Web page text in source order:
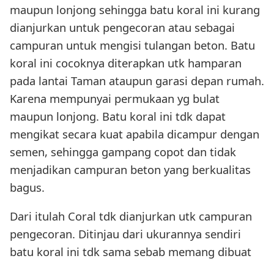
maupun lonjong sehingga batu koral ini kurang
dianjurkan untuk pengecoran atau sebagai
campuran untuk mengisi tulangan beton. Batu
koral ini cocoknya diterapkan utk hamparan
pada lantai Taman ataupun garasi depan rumah.
Karena mempunyai permukaan yg bulat
maupun lonjong. Batu koral ini tdk dapat
mengikat secara kuat apabila dicampur dengan
semen, sehingga gampang copot dan tidak
menjadikan campuran beton yang berkualitas
bagus.
Dari itulah Coral tdk dianjurkan utk campuran
pengecoran. Ditinjau dari ukurannya sendiri
batu koral ini tdk sama sebab memang dibuat